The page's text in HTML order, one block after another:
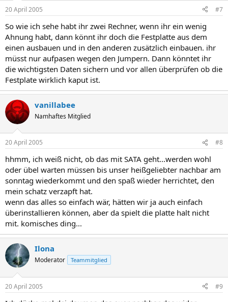
20 April 2005 #7
So wie ich sehe habt ihr zwei Rechner, wenn ihr ein wenig
Ahnung habt, dann könnt ihr doch die Festplatte aus dem
einen ausbauen und in den anderen zusätzlich einbauen. ihr
müsst nur aufpasen wegen den Jumpern. Dann könntet ihr
die wichtigsten Daten sichern und vor allen überprüfen ob die
Festplate wirklich kaput ist.
vanillabee
Namhaftes Mitglied
20 April 2005 #8
hhmm, ich weiß nicht, ob das mit SATA geht...werden wohl
oder übel warten müssen bis unser heißgeliebter nachbar am
sonntag wiederkommt und den spaß wieder herrichtet, den
mein schatz verzapft hat.
wenn das alles so einfach wär, hätten wir ja auch einfach
überinstallieren können, aber da spielt die platte halt nicht
mit. komisches ding...
Ilona
Moderator Teammitglied
20 April 2005 #9